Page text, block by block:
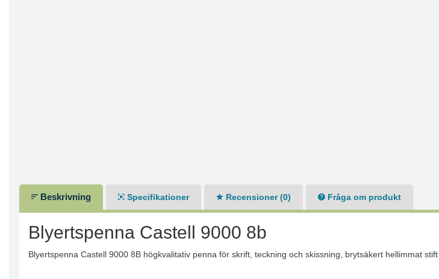
Beskrivning Specifikationer Recensioner (0) Fråga om produkt
Blyertspenna Castell 9000 8b
Blyertspenna Castell 9000 8B högkvalitativ penna för skrift, teckning och skissning, brytsäkert hellimmat stift